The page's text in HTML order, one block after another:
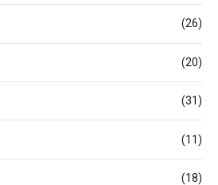
(26)
(20)
(31)
(11)
(18)